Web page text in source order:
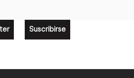
Suscribirse